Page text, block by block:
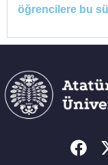
öğrencilere bu